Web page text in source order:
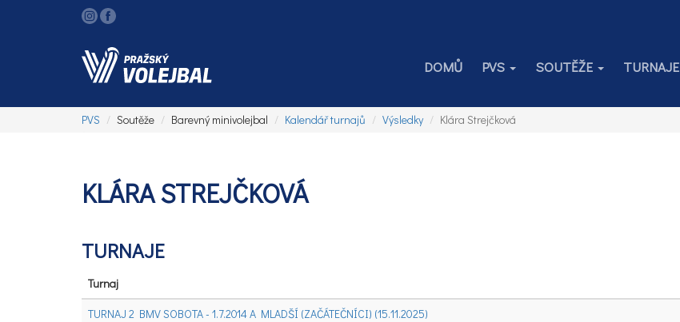
DOMŮ PVS SOUTĚŽE TURNAJE
PVS Soutěže Barevný minivolejbal Kalendář turnajů Výsledky Klára Strejčková
KLÁRA STREJČKOVÁ
TURNAJE
Turnaj
TURNAJ 2 BMV SOBOTA - 1.7.2014 A MLADŠÍ (ZAČÁTEČNÍCI) (15.11.2025)